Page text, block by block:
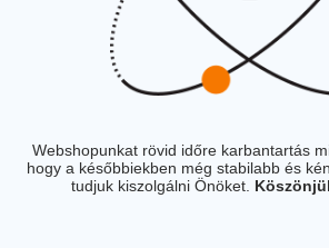
Webshopunkat rövid időre karbantartás
hogy a későbbiekben még stabilabb és
tudjuk kiszolgálni Önöket.